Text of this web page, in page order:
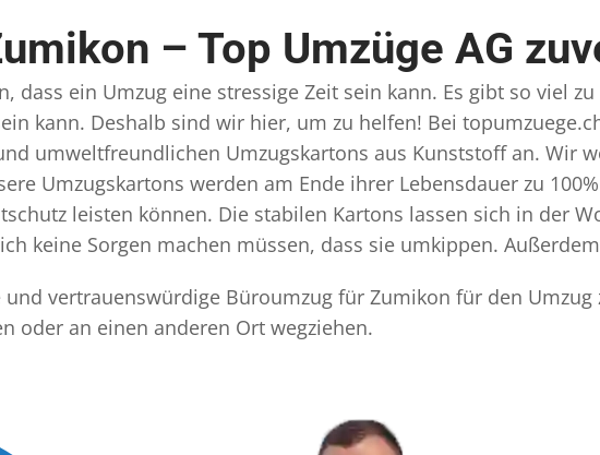
– Top Umzüge AG
dass ein Umzug eine stressige Zeit sein kann. Es gibt so viel
kann. Deshalb sind wir hier, um zu helfen! Bei
umweltfreundlichen Umzugskartons aus Kunststoff an. Wir
Umzugskartons werden am Ende ihrer Lebensdauer zu
leisten können. Die stabilen Kartons lassen sich in der
keine Sorgen machen müssen, dass sie umkippen.
vertrauenswürdige Büroumzug für Zumikon für den
oder an einen anderen Ort wegziehen.